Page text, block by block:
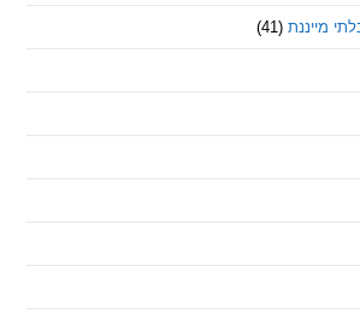
(41)